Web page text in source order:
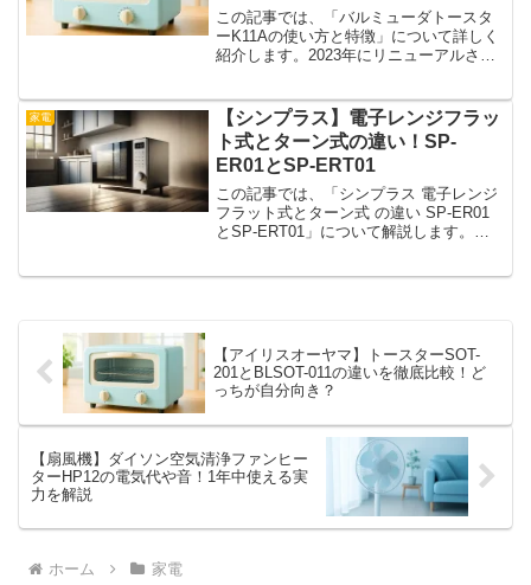
由
この記事では、「バルミューダトースタ
ーK11Aの使い方と特徴」について詳しく
紹介します。2023年にリニューアルされ
れなデザインが魅力。使い方もシンプル
で、朝のルーティ...
家電
【シンプラス】電子レンジフラッ
ト式とターン式の違い！SP-
ER01とSP-ERT01
この記事では、「シンプラス 電子レンジ
フラット式とターン式 の違い SP-ER01
とSP-ERT01」について解説します。電
【アイリスオーヤマ】トースターSOT-
201とBLSOT-011の違いを徹底比較！ど
っちが自分向き？
【扇風機】ダイソン空気清浄ファンヒー
ターHP12の電気代や音！1年中使える実
力を解説
ホーム 家電